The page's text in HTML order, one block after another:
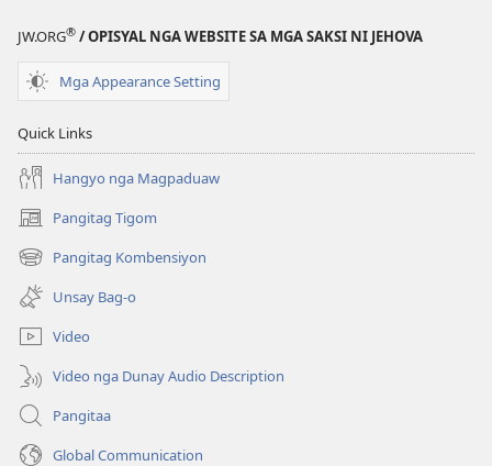
JW.ORG® / OPISYAL NGA WEBSITE SA MGA SAKSI NI JEHOVA
Mga Appearance Setting
Quick Links
Hangyo nga Magpaduaw
Pangitag Tigom
(mo-
open
ug
bag-
ong
window)
Pangitag Kombensiyon
(mo-
open
ug
bag-
ong
window)
Unsay Bag-o
Video
Video nga Dunay Audio Description
Pangitaa
Global Communication